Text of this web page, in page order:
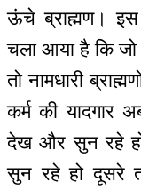
ऊंचे ब्राह्मण।
चला आया है कि जो
तो नामधारी
कर्म की यादगार
देख और सुन रहे
सुन रहे हो दूसरे